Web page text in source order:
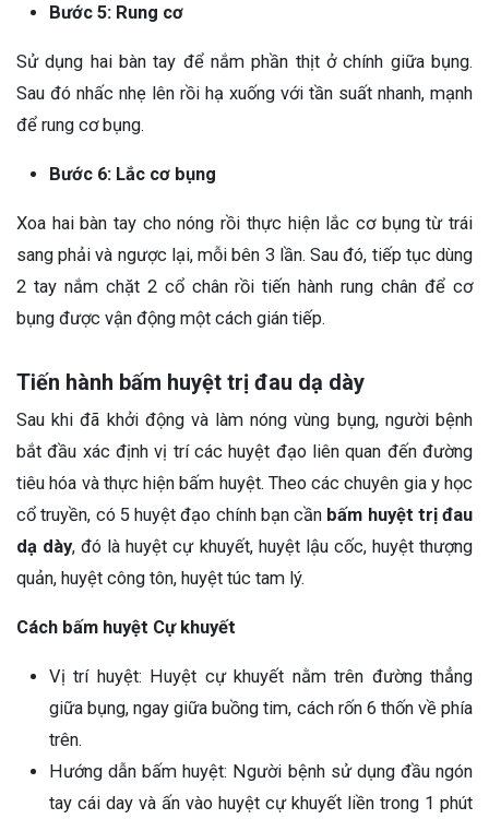
Bước 5: Rung cơ
Sử dụng hai bàn tay để nắm phần thịt ở chính giữa bụng.
Sau đó nhấc nhẹ lên rồi hạ xuống với tần suất nhanh, mạnh
để rung cơ bụng.
Bước 6: Lắc cơ bụng
Xoa hai bàn tay cho nóng rồi thực hiện lắc cơ bụng từ trái
sang phải và ngược lại, mỗi bên 3 lần. Sau đó, tiếp tục dùng
2 tay nắm chặt 2 cổ chân rồi tiến hành rung chân để cơ
bụng được vận động một cách gián tiếp.
Tiến hành bấm huyệt trị đau dạ dày
Sau khi đã khởi động và làm nóng vùng bụng, người bệnh
bắt đầu xác định vị trí các huyệt đạo liên quan đến đường
tiêu hóa và thực hiện bấm huyệt. Theo các chuyên gia y học
cổ truyền, có 5 huyệt đạo chính bạn cần bấm huyệt trị đau
dạ dày, đó là huyệt cự khuyết, huyệt lậu cốc, huyệt thượng
quản, huyệt công tôn, huyệt túc tam lý.
Cách bấm huyệt Cự khuyết
Vị trí huyệt: Huyệt cự khuyết nằm trên đường thẳng
giữa bụng, ngay giữa buồng tim, cách rốn 6 thốn về phía
trên.
Hướng dẫn bấm huyệt: Người bệnh sử dụng đầu ngón
tay cái day và ấn vào huyệt cự khuyết liền trong 1 phút